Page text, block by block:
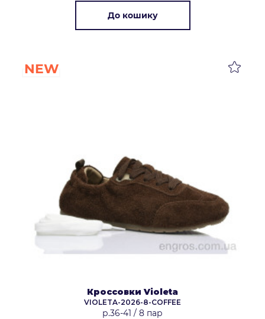
До кошику
NEW
Кроссовки Violeta
VIOLETA-2026-8-COFFEE
р.36-41 / 8 пар